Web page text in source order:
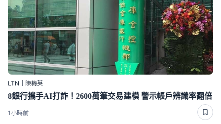
LTN｜陳梅英
8銀行攜手AI打詐！2600萬筆交易建模 警示帳戶辨識率翻倍
1小時前